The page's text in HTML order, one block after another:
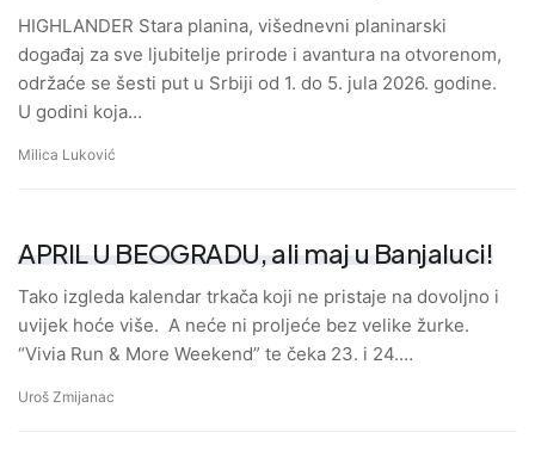
HIGHLANDER Stara planina, višednevni planinarski
događaj za sve ljubitelje prirode i avantura na otvorenom,
održaće se šesti put u Srbiji od 1. do 5. jula 2026. godine.
U godini koja…
Milica Luković
APRIL U BEOGRADU, ali maj u Banjaluci!
Tako izgleda kalendar trkača koji ne pristaje na dovoljno i
uvijek hoće više. A neće ni proljeće bez velike žurke.
“Vivia Run & More Weekend” te čeka 23. i 24.…
Uroš Zmijanac